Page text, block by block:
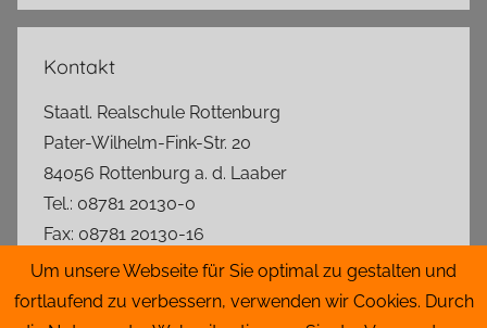
Kontakt
Staatl. Realschule Rottenburg
Pater-Wilhelm-Fink-Str. 20
84056 Rottenburg a. d. Laaber
Tel.: 08781 20130-0
Fax: 08781 20130-16
rs.rottenburg@t-online.de
Um unsere Webseite für Sie optimal zu gestalten und
fortlaufend zu verbessern, verwenden wir Cookies. Durch